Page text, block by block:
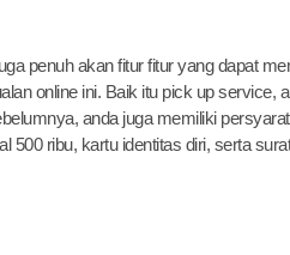
penuh akan fitur fitur yang dapat
online ini. Baik itu pick up service,
anda juga memiliki
500 ribu, kartu identitas diri, serta